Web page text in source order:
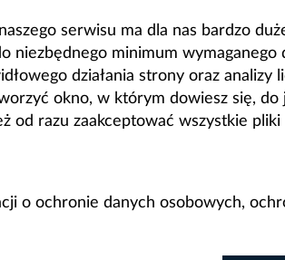
serwisu ma dla nas bardzo
niezbędnego minimum wymaganego
działania strony oraz analizy
okno, w którym dowiesz się,
razu zaakceptować wszystkie pliki
o ochronie danych osobowych,